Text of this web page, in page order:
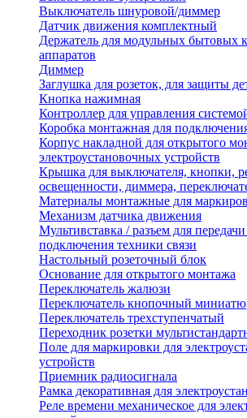
Выключатель шнуровой/диммер
Датчик движения комплектный
Держатель для модульных бытовых
аппаратов
Диммер
Заглушка для розеток, для защиты
Кнопка нажимная
Контроллер для управления
Коробка монтажная для
Корпус накладной для открытого
электроустановочных устройств
Крышка для выключателя, кнопки,
освещенности, диммера,
Материалы монтажные для
Механизм датчика движения
Мультивставка / разъем для
подключения техники связи
Настольный розеточный блок
Основание для открытого монтажа
Переключатель жалюзи
Переключатель кнопочный
Переключатель трехступенчатый
Переходник розетки
Поле для маркировки для
устройств
Приемник радиосигнала
Рамка декоративная для
Реле времени механическое для